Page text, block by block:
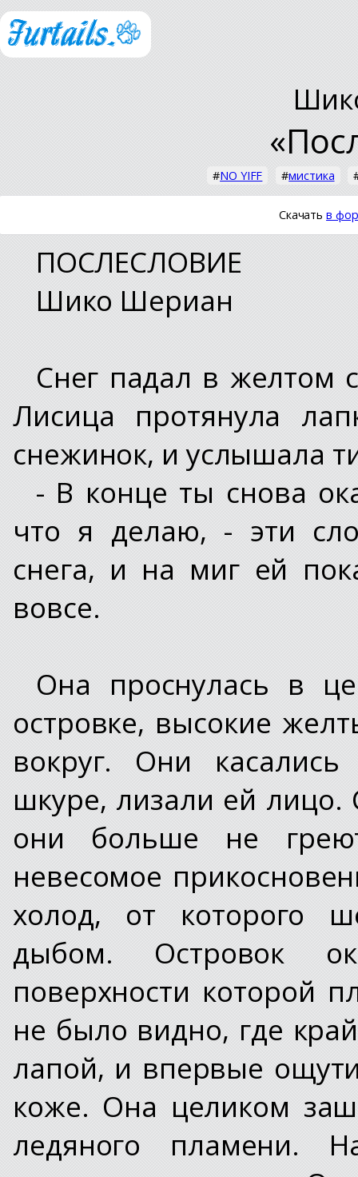
#NO YIFF #мистика
Скачатьв
ПОСЛЕСЛОВИЕ
Шико Шериан
Снег падал в желтом
Лисица протянула
снежинок, и услышала
- В конце ты снова
что я делаю, - эти
снега, и на миг ей
вовсе.
Она проснулась в
островке, высокие
вокруг. Они
шкуре, лизали ей лицо.
они больше не
невесомое
холод, от которого
дыбом. Островок
поверхности которой
не было видно, где
лапой, и впервые
коже. Она целиком
ледяного пламени.